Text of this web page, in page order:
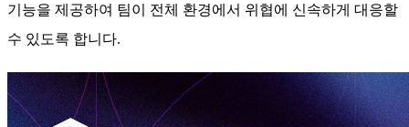
기능을 제공하여 팀이 전체 환경에서 위협에 신속하게 대응할
수 있도록 합니다.